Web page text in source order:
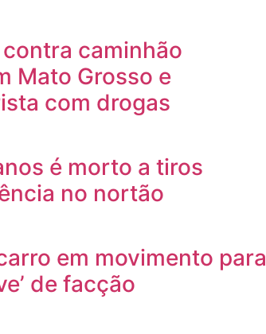
caminhão
Mato Grosso e
com drogas
é morto a tiros
no nortão
em movimento para
de facção